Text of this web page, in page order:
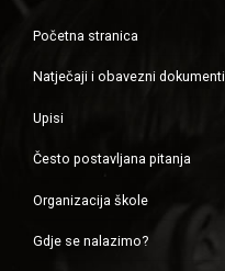
Početna stranica
Natječaji i obavezni dokumenti
Upisi
Često postavljana pitanja
Organizacija škole
Gdje se nalazimo?